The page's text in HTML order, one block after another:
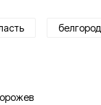
белгород